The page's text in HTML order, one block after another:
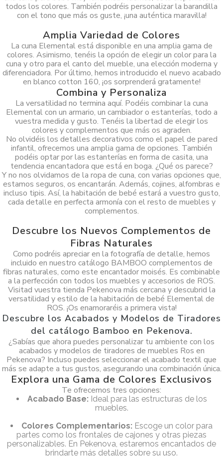
todos los colores. También podréis personalizar la barandilla
con el tono que más os guste, ¡una auténtica maravilla!
Amplia Variedad de Colores
La cuna Elemental está disponible en una amplia gama de
colores. Asimismo, tenéis la opción de elegir un color para la
cuna y otro para el canto del mueble, una elección moderna y
diferenciadora. Por último, hemos introducido el nuevo acabado
en blanco cotton 160, ¡os sorprenderá gratamente!
Combina y Personaliza
La versatilidad no termina aquí. Podéis combinar la cuna
Elemental con un armario, un cambiador o estanterías, todo a
vuestra medida y gusto. Tenéis la libertad de elegir los
colores y complementos que más os agraden.
No olvidéis los detalles decorativos como el papel de pared
infantil, ofrecemos una amplia gama de opciones. También
podéis optar por las estanterías en forma de casita, una
tendencia encantadora que está en boga. ¿Qué os parece?
Y no nos olvidamos de la ropa de cuna, con varias opciones que,
estamos seguros, os encantarán. Además, cojines, alfombras e
incluso tipis. Así, la habitación de bebé estará a vuestro gusto,
cada detalle en perfecta armonía con el resto de muebles y
complementos.
Descubre los Nuevos Complementos de
Fibras Naturales
Como podréis apreciar en la fotografía de detalle, hemos
incluido en nuestro catálogo BAMBOO complementos de
fibras naturales, como este encantador moisés. Es combinable
a la perfección con todos los muebles y accesorios de ROS.
Visitad vuestra tienda Pekenova más cercana y descubrid la
versatilidad y estilo de la habitación de bebé Elemental de
ROS. ¡Os enamoraréis a primera vista!
Descubre los Acabados y Modelos de Tiradores
del catálogo Bamboo en Pekenova.
¿Sabías que ahora puedes personalizar tu ambiente con los
acabados y modelos de tiradores de muebles Ros en
Pekenova? Incluso puedes seleccionar el acabado textil que
más se adapte a tus gustos, asegurando una combinación única.
Explora una Gama de Colores Exclusivos
Te ofrecemos tres opciones:
Acabado Base:Ideal para las estructuras de los
muebles.
Colores Complementarios: Escoge un color para
partes como los frontales de cajones y otras piezas
personalizables. En Pekenova, estaremos encantados de
brindarte más detalles sobre su uso.